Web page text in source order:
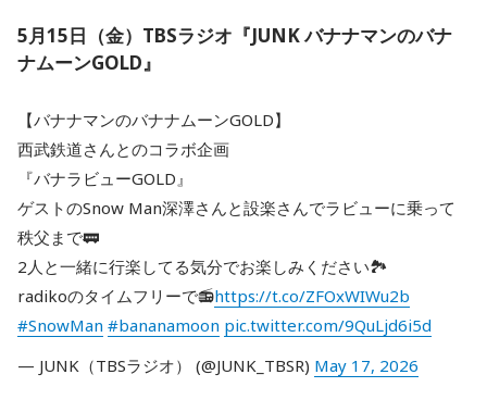
5月15日（金）TBSラジオ『JUNK バナナマンのバナ
ナムーンGOLD』
【バナナマンのバナナムーンGOLD】
西武鉄道さんとのコラボ企画
『バナラビューGOLD』
ゲストのSnow Man深澤さんと設楽さんでラビューに乗って
秩父まで🚃
2人と一緒に行楽してる気分でお楽しみください🏞️
radikoのタイムフリーで📻https://t.co/ZFOxWIWu2b
#SnowMan #bananamoon pic.twitter.com/9QuLjd6i5d
— JUNK（TBSラジオ） (@JUNK_TBSR) May 17, 2026